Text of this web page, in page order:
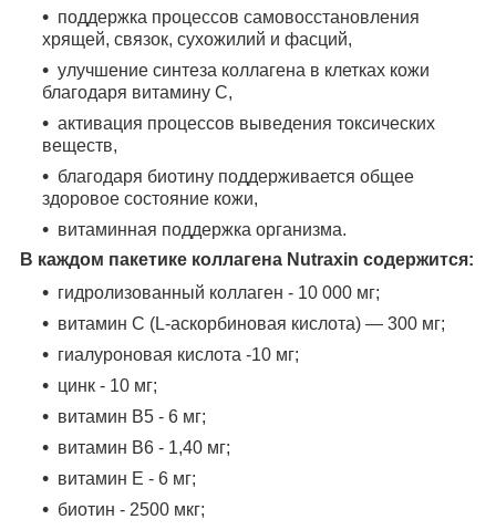
поддержка процессов самовосстановления
хрящей, связок, сухожилий и фасций,
улучшение синтеза коллагена в клетках кожи
благодаря витамину С,
активация процессов выведения токсических
веществ,
благодаря биотину поддерживается общее
здоровое состояние кожи,
витаминная поддержка организма.
В каждом пакетике коллагена Nutraxin содержится:
гидролизованный коллаген - 10 000 мг;
витамин С (L-аскорбиновая кислота) — 300 мг;
гиалуроновая кислота -10 мг;
цинк - 10 мг;
витамин В5 - 6 мг;
витамин В6 - 1,40 мг;
витамин Е - 6 мг;
биотин - 2500 мкг;